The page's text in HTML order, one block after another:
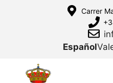
Carrer
Español